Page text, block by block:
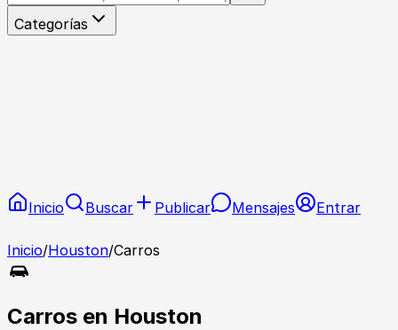
Categorías
Inicio Buscar Publicar Mensajes Entrar
Inicio/Houston/Carros
Carros en Houston